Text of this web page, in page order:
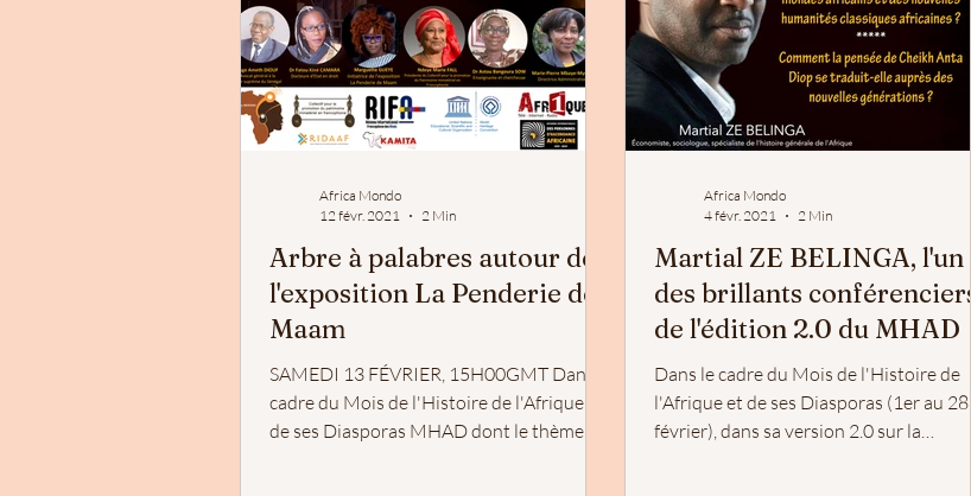
Africa Mondo
12 févr. 2021
2 Min
Arbre à palabres autour de
l'exposition La Penderie de
Maam
SAMEDI 13 FÉVRIER, 15H00GMT Dans le
cadre du Mois de l'Histoire de l'Afrique et
de ses Diasporas MHAD dont le thème est
Africa Mondo
4 févr. 2021
2 Min
Martial ZE BELINGA, l'un
des brillants conférenciers
de l'édition 2.0 du MHAD
Dans le cadre du Mois de l'Histoire de
l'Afrique et de ses Diasporas (1er au 28
février), dans sa version 2.0 sur la